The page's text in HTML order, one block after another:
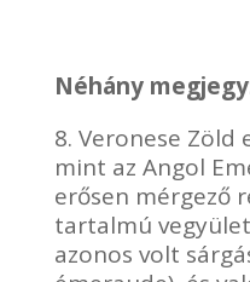
Néhány
8. Veronese Zöld
mint az Angol
erősen mérgező
tartalmú
azonos volt